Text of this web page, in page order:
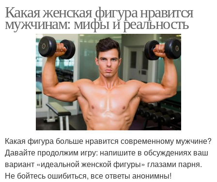
Какая женская фигура нравится
мужчинам: мифы и реальность
Какая фигура больше нравится современному мужчине?
Давайте продолжим игру: напишите в обсуждениях ваш
вариант «идеальной женской фигуры» глазами парня.
Не бойтесь ошибиться, все ответы анонимны!